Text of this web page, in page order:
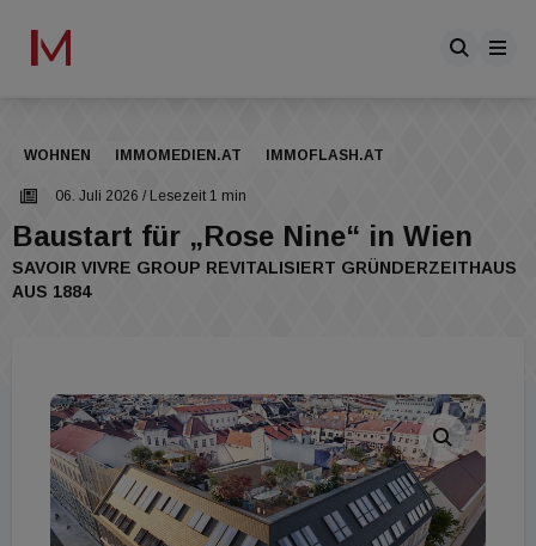
WOHNEN IMMOMEDIEN.AT IMMOFLASH.AT
06. Juli 2026 / Lesezeit 1 min
Baustart für „Rose Nine“ in Wien
SAVOIR VIVRE GROUP REVITALISIERT GRÜNDERZEITHAUS
AUS 1884